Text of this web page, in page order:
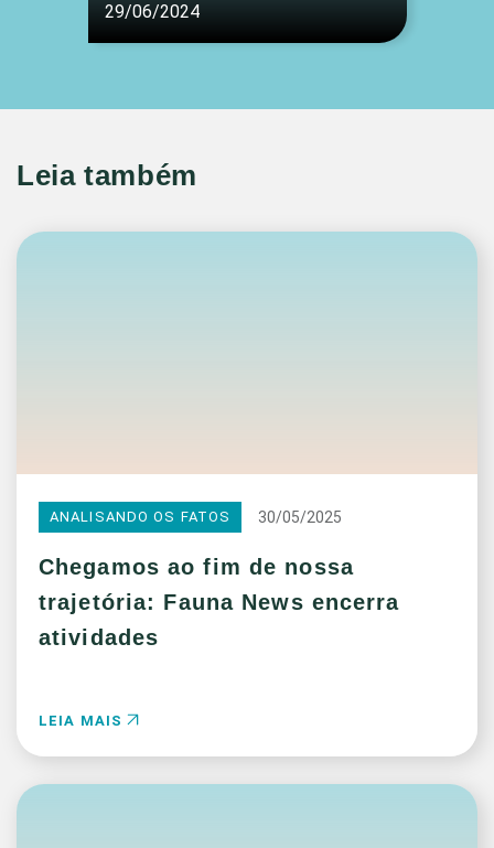
29/06/2024
Leia também
ANALISANDO OS FATOS 30/05/2025
Chegamos ao fim de nossa
trajetória: Fauna News encerra
atividades
LEIA MAIS